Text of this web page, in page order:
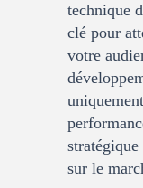
technique
clé pour
votre
sur le